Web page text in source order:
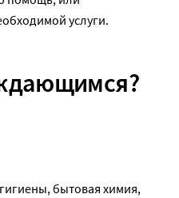
услуги.
бытовая химия,